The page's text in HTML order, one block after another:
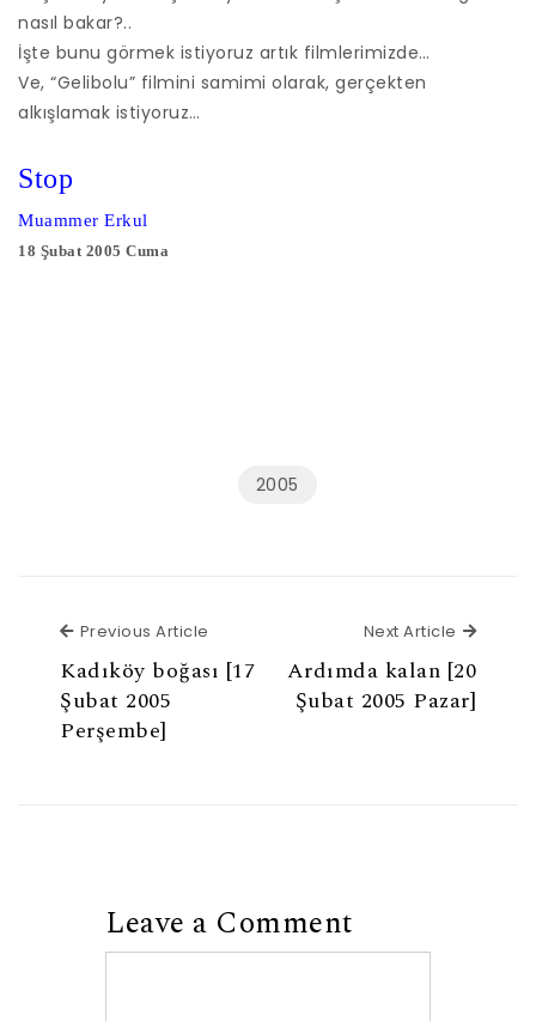
nasıl bakar?..
İşte bunu görmek istiyoruz artık filmlerimizde…
Ve, “Gelibolu” filmini samimi olarak, gerçekten
alkışlamak istiyoruz…
Stop
Muammer Erkul
18 Şubat 2005 Cuma
2005
Previous Article
Kadıköy boğası [17
Şubat 2005
Perşembe]
Next Article Next
Ardımda kalan [20
Şubat 2005 Pazar]
Leave a Comment